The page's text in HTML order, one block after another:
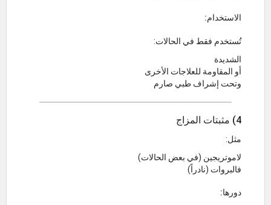
الاستخدام:
تُستخدم فقط في الحالات:
الشديدة
أو المقاومة للعلاجات الأخرى
وتحت إشراف طبي صارم
4) مثبتات المزاج
مثل:
لاموتريجين (في بعض الحالات)
فالبروات (نادراً)
دورها: